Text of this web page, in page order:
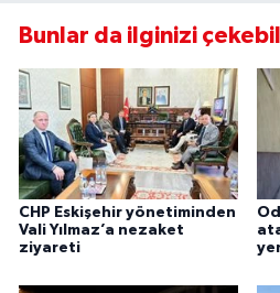
Bunlar da ilginizi
CHP Eskişehir yönetiminden
Vali Yılmaz’a nezaket
ziyareti